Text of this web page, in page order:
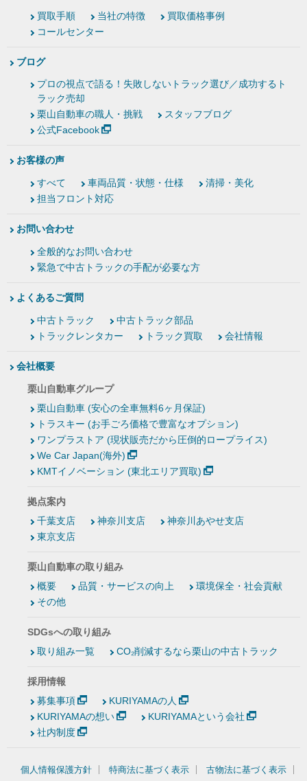
買取手順 当社の特徴
買取価格事例
コールセンター
ブログ
プロの視点で語る！失敗しないトラック選び／成功するト
ラック売却
栗山自動車の職人・挑戦
スタッフブログ
公式Facebook
お客様の声
すべて 車両品質・状態・仕様
清掃・美化
担当フロント対応
お問い合わせ
全般的なお問い合わせ
緊急で中古トラックの手配が必要な方
よくあるご質問
中古トラック
中古トラック部品
トラックレンタカー
トラック買取 会社情報
会社概要
栗山自動車グループ
栗山自動車 (安心の全車無料6ヶ月保証)
トラスキー (お手ごろ価格で豊富なオプション)
ワンプラストア (現状販売だから圧倒的ロープライス)
We Car Japan(海外)
KMTイノベーション (東北エリア買取)
拠点案内
千葉支店
神奈川支店
神奈川あやせ支店
東京支店
栗山自動車の取り組み
概要
品質・サービスの向上
環境保全・社会貢献
その他
SDGsへの取り組み
取り組み一覧
CO₂削減するなら栗山の中古トラック
採用情報
募集事項
KURIYAMAの人
KURIYAMAの想い
KURIYAMAという会社
社内制度
個人情報保護方針 特商法に基づく表示
古物法に基づく表示